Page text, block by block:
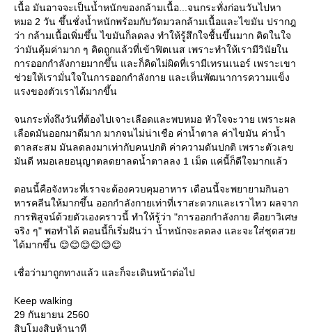
เนื้อ มันอาจจะเป็นน้ำหนักของกล้ามเนื้อ...จนกระทั่งก่อนวันไปหา
หมอ 2 วัน ขึ้นชั่งน้ำหนักพร้อมกับวัดมวลกล้ามเนื้อและไขมัน ปรากฎ
ว่า กล้ามเนื้อเพิ่มขึ้น ไขมันก็ลดลง ทำให้รู้สึกใจชื้นขึ้นมาก คิดในใจ
ว่ามันคุ้มค่ามาก ๆ คิดถูกแล้วที่เข้าฟิตเนส เพราะทำให้เรามีวินัยใน
การออกกำลังกายมากขึ้น และก็คิดไม่ผิดที่เรามีเทรนเนอร์ เพราะเขา
ช่วยให้เรามั่นใจในการออกกำลังกาย และเห็นพัฒนาการความแข็ง
รงของตัวเราได้มากขึ้น
จนกระทั่งถึงวันที่ต้องไปเจาะเลือดและพบหมอ หัวใจจะวาย เพราะผล
เลือดมันออกมาดีมาก มากจนไม่น่าเชือ ค่าน้ำตาล ค่าไขมัน ค่าน้ำ
ตาลสะสม มันลดลงมาเท่ากับคนปกติ ค่าความดันปกติ เพราะตัวเลข
มันดี หมอเลยอนุญาตลดยาลดน้ำตาลลง 1 เม็ด แค่นี้ก็ดีใจมากแล้ว
ตอนนี้คือจังหวะที่เราจะต้องควบคุมอาหาร เดือนนี้จะพยายามกินอา
หารคลีนให้มากขึ้น ออกกำลังกายเท่าที่เราสะดวกและเราไหว ผลจาก
การพิสูจน์ด้วยตัวเองคราวนี้ ทำให้รู้ว่า "การออกกำลังกาย คือยาวิเศษ
จริง ๆ" พอทำได้ ตอนนี้ก็เริ่มฝันว่า น้ำหนักจะลดลง และจะใส่ชุดสว
ได้มากขึ้น 😊😊😊😊😊😊
เชื่อว่ามาถูกทางแล้ว และก็จะเดินหน้าต่อไป
Keep walking
29 กันยายน 2560
สิบโมงสิบห้านาที